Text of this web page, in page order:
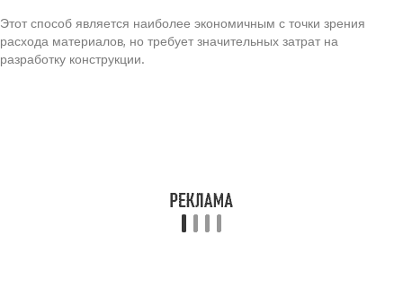
Этот способ является наиболее экономичным с точки зрения
расхода материалов, но требует значительных затрат на
разработку конструкции.